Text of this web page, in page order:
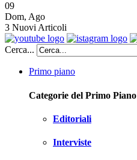
09
Dom, Ago
3 Nuovi Articoli
Cerca...
Primo piano
Categorie del Primo Piano
Editoriali
Interviste